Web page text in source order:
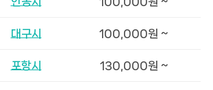
대구시 100,000원 ~
포항시 130,000원 ~